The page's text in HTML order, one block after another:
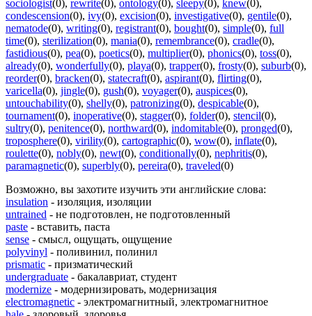
sociologist(0), rewrite(0), ontology(0), sleepy(0), knew(0),
condescension(0), ivy(0), excision(0), investigative(0), gentile(0),
nematode(0), writing(0), registrant(0), bought(0), simple(0), full
time(0), sterilization(0), mania(0), remembrance(0), cradle(0),
fastidious(0), pea(0), poetics(0), multiplier(0), phonics(0), toss(0),
already(0), wonderfully(0), playa(0), trapper(0), frosty(0), suburb(0),
reorder(0), bracken(0), statecraft(0), aspirant(0), flirting(0),
varicella(0), jingle(0), gush(0), voyager(0), auspices(0),
untouchability(0), shelly(0), patronizing(0), despicable(0),
tournament(0), inoperative(0), stagger(0), folder(0), stencil(0),
sultry(0), penitence(0), northward(0), indomitable(0), pronged(0),
troposphere(0), virility(0), cartographic(0), wow(0), inflate(0),
roulette(0), nobly(0), newt(0), conditionally(0), nephritis(0),
paramagnetic(0), superbly(0), pereira(0), traveled(0)
Возможно, вы захотите изучить эти английские слова:
insulation - изоляция, изоляции
untrained - не подготовлен, не подготовленный
paste - вставить, паста
sense - смысл, ощущать, ощущение
polyvinyl - поливинил, полинил
prismatic - призматический
undergraduate - бакалавриат, студент
modernize - модернизировать, модернизация
electromagnetic - электромагнитный, электромагнитное